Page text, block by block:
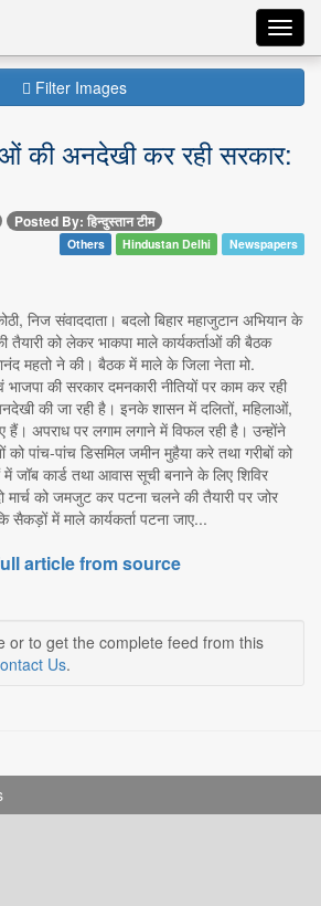
Filter Images
की अनदेखी कर रही सरकार:
Posted By: हिन्दुस्तान टीम
Others Hindustan Delhi Newspapers
निज संवाददाता। बदलो बिहार महाजुटान अभियान के
तैयारी को लेकर भाकपा माले कार्यकर्ताओं की बैठक
महतो ने की। बैठक में माले के जिला नेता मो.
की सरकार दमनकारी नीतियों पर काम कर रही
की जा रही है। इनके शासन में दलितों, महिलाओं,
अपराध पर लगाम लगाने में विफल रही है। उन्होंने
को पांच-पांच डिसमिल जमीन मुहैया करे तथा गरीबों को
जॉब कार्ड तथा आवास सूची बनाने के लिए शिविर
को जमजुट कर पटना चलने की तैयारी पर जोर
सैकड़ों में माले कार्यकर्ता पटना जाए...
article from source
or to get the complete feed from this
Us.